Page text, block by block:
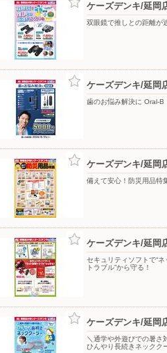
ドラッグストアコスモス/
〒882-0864 宮崎県延岡市塩浜町3-
ケーズデンキ/延岡
双眼鏡で推しとの距離が
ケーズデンキ/延岡
歯のお悩み解決に Oral-B
ケーズデンキ/延岡
備えて安心！防災用品特
ケーズデンキ/延岡
セキュリティソフトで“ネ
トラブル”から守る！
ケーズデンキ/延岡
＼通学や外遊びでの暑さ
ひんやり長続きネックク